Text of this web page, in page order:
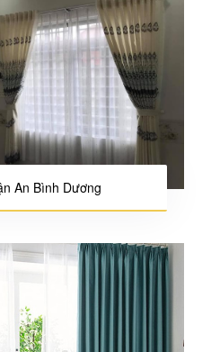
An Bình Dương